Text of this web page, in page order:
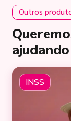
Outros
INSS